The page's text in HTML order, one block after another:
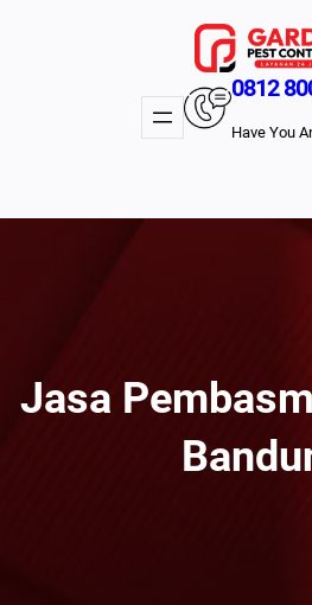
0812
Have You
Jasa